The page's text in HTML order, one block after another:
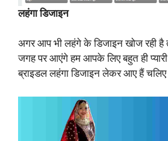
लहंगा डिजाइन
अगर आप भी लहंगे के डिजाइन खोज रही है
जगह पर आएंगे हम आपके लिए बहुत ही प्यारी
ब्राइडल लहंगा डिजाइन लेकर आए हैं